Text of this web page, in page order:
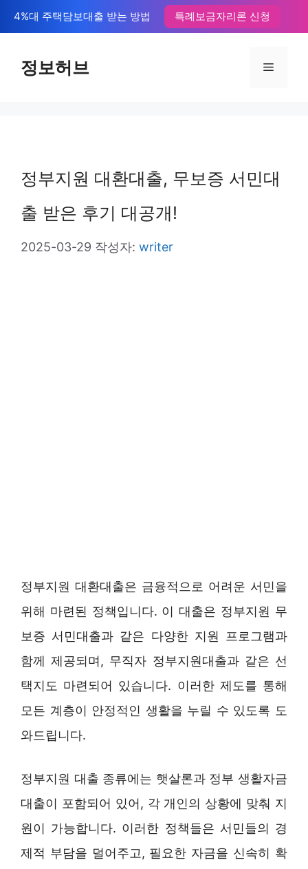
텐
4%대 주택담보대출 받는 방법 특례보금자리론 신청
정보허브 메
정부지원 대환대출, 무보증 서민대
출 받은 후기 대공개!
2025-03-29 작성자: writer
정부지원 대환대출은 금융적으로 어려운 서민을
위해 마련된 정책입니다. 이 대출은 정부지원 무
보증 서민대출과 같은 다양한 지원 프로그램과
함께 제공되며, 무직자 정부지원대출과 같은 선
택지도 마련되어 있습니다. 이러한 제도를 통해
모든 계층이 안정적인 생활을 누릴 수 있도록 도
와드립니다.
정부지원 대출 종류에는 햇살론과 정부 생활자금
대출이 포함되어 있어, 각 개인의 상황에 맞춰 지
원이 가능합니다. 이러한 정책들은 서민들의 경
제적 부담을 덜어주고, 필요한 자금을 신속히 확